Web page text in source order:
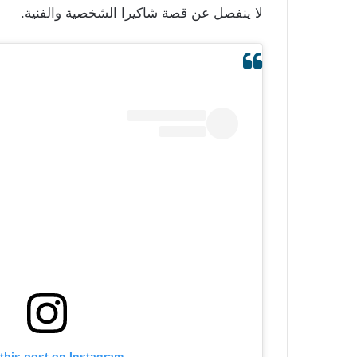
لا ينفصل عن قصة شاكيرا الشخصية والفنية.